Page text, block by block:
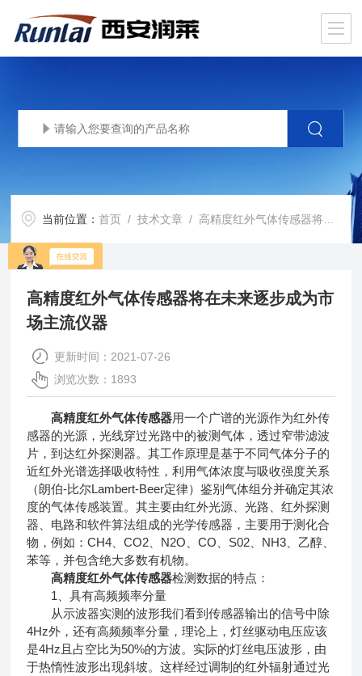
当前位置：首页 /技术文章 / 高精度红外气体传感器将在未来逐步成为市场主流仪器
高精度红外气体传感器将在未来逐步成为市
场主流仪器
更新时间：2021-07-26
浏览次数：1893
高精度红外气体传感器用一个广谱的光源作为红外传
感器的光源，光线穿过光路中的被测气体，透过窄带滤波
片，到达红外探测器。其工作原理是基于不同气体分子的
近红外光谱选择吸收特性，利用气体浓度与吸收强度关系
（朗伯-比尔Lambert-Beer定律）鉴别气体组分并确定其浓
度的气体传感装置。其主要由红外光源、光路、红外探测
器、电路和软件算法组成的光学传感器，主要用于测化合
物，例如：CH4、CO2、N2O、CO、S02、NH3、乙醇、
苯等，并包含绝大多数有机物。
高精度红外气体传感器检测数据的特点：
1、具有高频频率分量
从示波器实测的波形我们看到传感器输出的信号中除
4Hz外，还有高频频率分量，理论上，灯丝驱动电压应该
是4Hz且占空比为50%的方波。实际的灯丝电压波形，由
于热惰性波形出现斜坡。这样经过调制的红外辐射通过光